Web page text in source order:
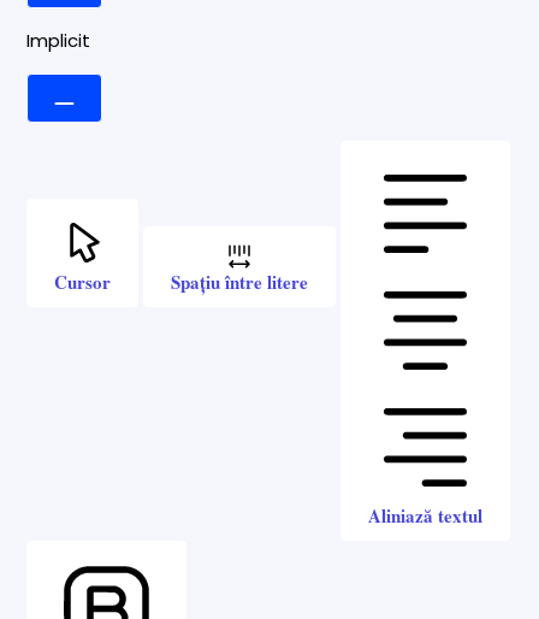
Implicit
Cursor Spațiu între litere
Aliniază textul